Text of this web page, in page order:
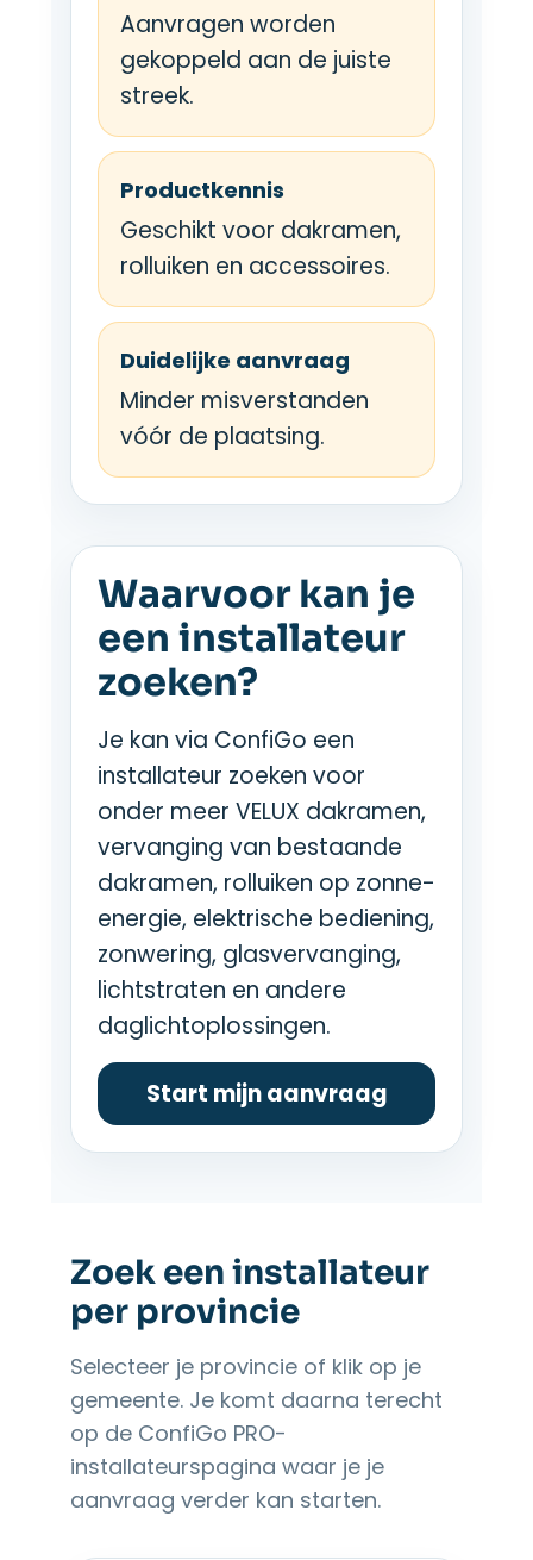
Aanvragen worden
gekoppeld aan de juiste
streek.
Productkennis
Geschikt voor dakramen,
rolluiken en accessoires.
Duidelijke aanvraag
Minder misverstanden
vóór de plaatsing.
Waarvoor kan je
een installateur
zoeken?
Je kan via ConfiGo een
installateur zoeken voor
onder meer VELUX dakramen,
vervanging van bestaande
dakramen, rolluiken op zonne-
energie, elektrische bediening,
zonwering, glasvervanging,
lichtstraten en andere
daglichtoplossingen.
Start mijn aanvraag
Zoek een installateur
per provincie
Selecteer je provincie of klik op je
gemeente. Je komt daarna terecht
op de ConfiGo PRO-
installateurspagina waar je je
aanvraag verder kan starten.